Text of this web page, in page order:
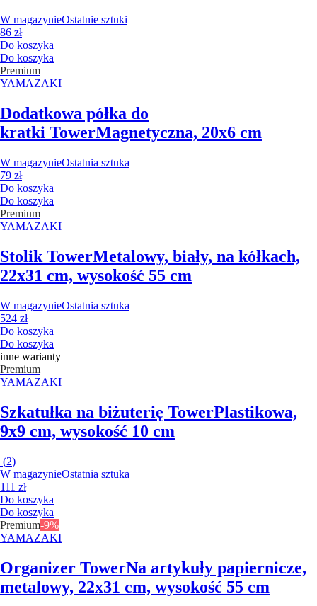
W magazynieOstatnie sztuki
86 zł
Do koszyka
Do koszyka
Premium
YAMAZAKI
Dodatkowa półka do
kratki TowerMagnetyczna, 20x6 cm
W magazynieOstatnia sztuka
79 zł
Do koszyka
Do koszyka
Premium
YAMAZAKI
Stolik TowerMetalowy, biały, na kółkach,
22x31 cm, wysokość 55 cm
W magazynieOstatnia sztuka
524 zł
Do koszyka
Do koszyka
inne warianty
Premium
YAMAZAKI
Szkatułka na biżuterię TowerPlastikowa,
9x9 cm, wysokość 10 cm
(2)
W magazynieOstatnia sztuka
111 zł
Do koszyka
Do koszyka
Premium-9%
YAMAZAKI
Organizer TowerNa artykuły papiernicze,
metalowy, 22x31 cm, wysokość 55 cm